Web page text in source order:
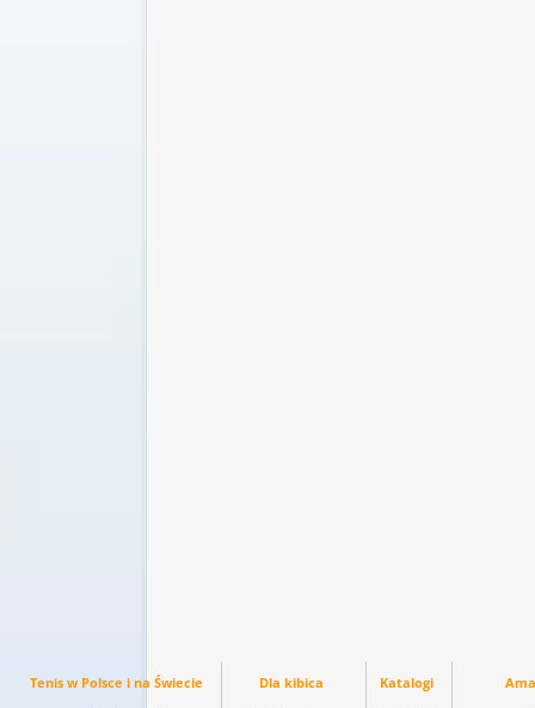
Tenis w Polsce i na Świecie
Dla kibica
Katalogi